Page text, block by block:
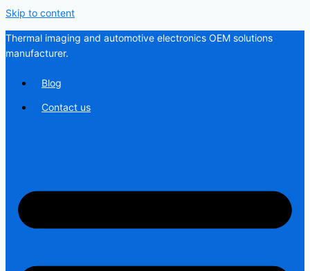
Skip to content
Thermal imaging and automotive electronics OEM solutions
manufacturer.
Blog
Contact us